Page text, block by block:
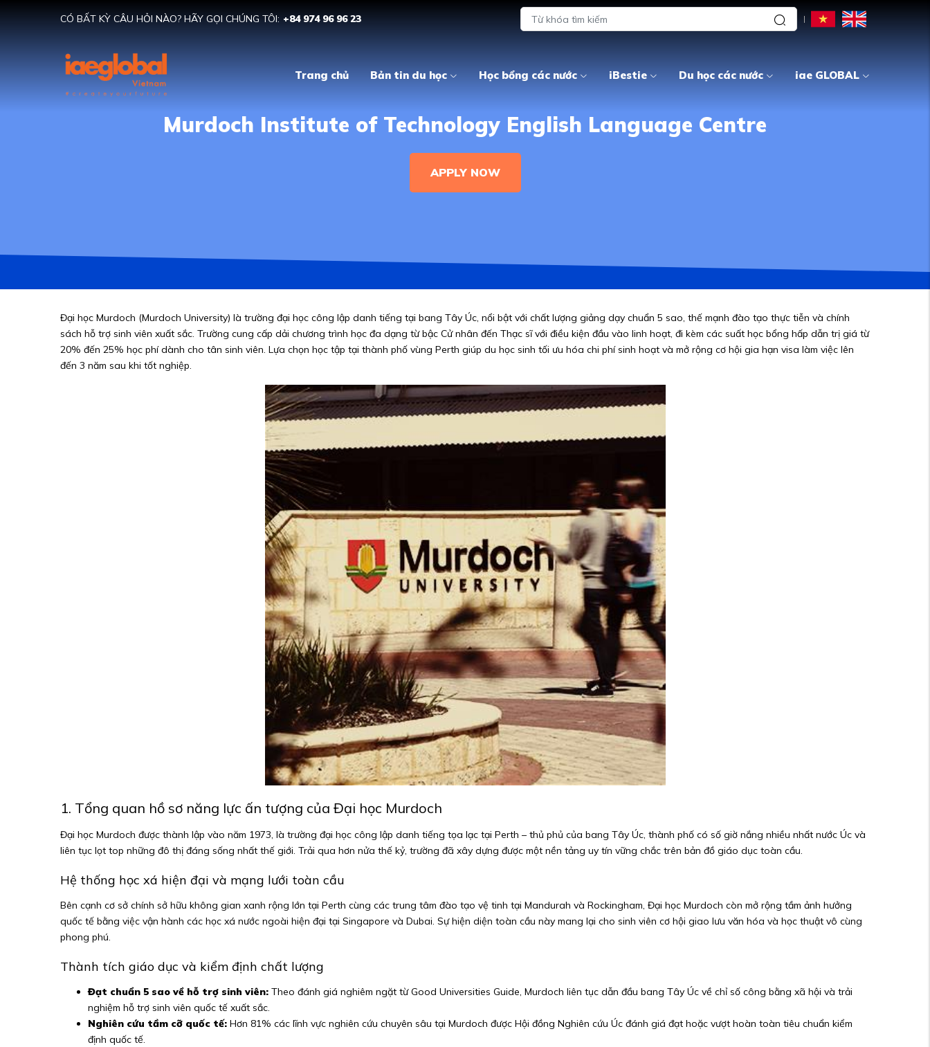
CÓ BẤT KỲ CÂU HỎI NÀO? HÃY GỌI CHÚNG TÔI: +84 974 96 96 23
Trang chủ Bản tin du học Học bổng các nước iBestie Du học các nước iae GLOBAL
Murdoch Institute of Technology English Language Centre
APPLY NOW
Đại học Murdoch (Murdoch University) là trường đại học công lập danh tiếng tại bang Tây Úc, nổi bật với chất lượng giảng dạy chuẩn 5 sao, thế mạnh đào tạo thực tiễn và chính
sách hỗ trợ sinh viên xuất sắc. Trường cung cấp dải chương trình học đa dạng từ bậc Cử nhân đến Thạc sĩ với điều kiện đầu vào linh hoạt, đi kèm các suất học bổng hấp dẫn trị giá từ
20% đến 25% học phí dành cho tân sinh viên. Lựa chọn học tập tại thành phố vùng Perth giúp du học sinh tối ưu hóa chi phí sinh hoạt và mở rộng cơ hội gia hạn visa làm việc lên
đến 3 năm sau khi tốt nghiệp.
1. Tổng quan hồ sơ năng lực ấn tượng của Đại học Murdoch
Đại học Murdoch được thành lập vào năm 1973, là trường đại học công lập danh tiếng tọa lạc tại Perth – thủ phủ của bang Tây Úc, thành phố có số giờ nắng nhiều nhất nước Úc và
liên tục lọt top những đô thị đáng sống nhất thế giới. Trải qua hơn nửa thế kỷ, trường đã xây dựng được một nền tảng uy tín vững chắc trên bản đồ giáo dục toàn cầu.
Hệ thống học xá hiện đại và mạng lưới toàn cầu
Bên cạnh cơ sở chính sở hữu không gian xanh rộng lớn tại Perth cùng các trung tâm đào tạo vệ tinh tại Mandurah và Rockingham, Đại học Murdoch còn mở rộng tầm ảnh hưởng
quốc tế bằng việc vận hành các học xá nước ngoài hiện đại tại Singapore và Dubai. Sự hiện diện toàn cầu này mang lại cho sinh viên cơ hội giao lưu văn hóa và học thuật vô cùng
phong phú.
Thành tích giáo dục và kiểm định chất lượng
Đạt chuẩn 5 sao về hỗ trợ sinh viên: Theo đánh giá nghiêm ngặt từ Good Universities Guide, Murdoch liên tục dẫn đầu bang Tây Úc về chỉ số công bằng xã hội và trải
nghiệm hỗ trợ sinh viên quốc tế xuất sắc.
Nghiên cứu tầm cỡ quốc tế: Hơn 81% các lĩnh vực nghiên cứu chuyên sâu tại Murdoch được Hội đồng Nghiên cứu Úc đánh giá đạt hoặc vượt hoàn toàn tiêu chuẩn kiểm
định quốc tế.